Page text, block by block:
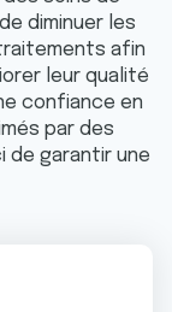
diminuer les
afin
leur qualité
confiance en
par des
de garantir une